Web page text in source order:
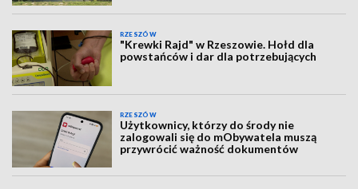
RZESZÓW
"Krewki Rajd" w Rzeszowie. Hołd dla
powstańców i dar dla potrzebujących
RZESZÓW
Użytkownicy, którzy do środy nie
zalogowali się do mObywatela muszą
przywrócić ważność dokumentów